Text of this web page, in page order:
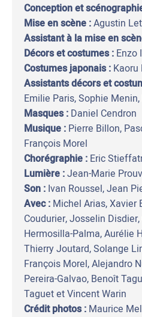
Conception et
Mise en scène :Agustin
Assistant à la mise en
Décors et costumes : Enzo
Costumes japonais : Kaoru
Assistants décors et
Emilie Paris, Sophie
Masques : Daniel Cendron
Musique : Pierre Billon,
François Morel
Chorégraphie : Eric
Lumière :Jean-Marie
Son : Ivan Roussel, Jean
Avec : Michel Arias, Xavier
Coudurier, Josselin
Hermosilla-Palma, Aurélie
Thierry Joutard, Solange
François Morel, Alejandro
Pereira-Galvao, Benoît
Taguet et Vincent Warin
Crédit photos : Maurice